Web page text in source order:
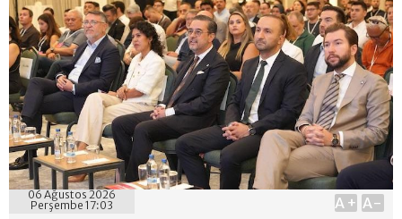
06 Ağustos 2026
Perşembe 17:03
A+ A-